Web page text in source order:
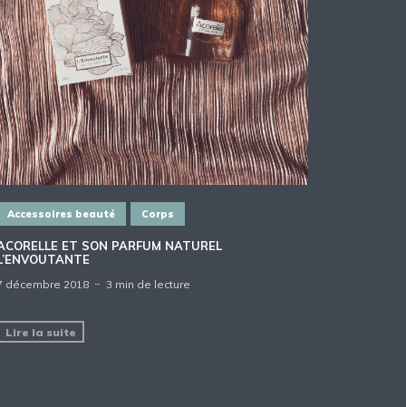
Accessoires beauté Corps
ET SON PARFUM NATUREL
décembre 2018 3 min de lecture
Lire la suite